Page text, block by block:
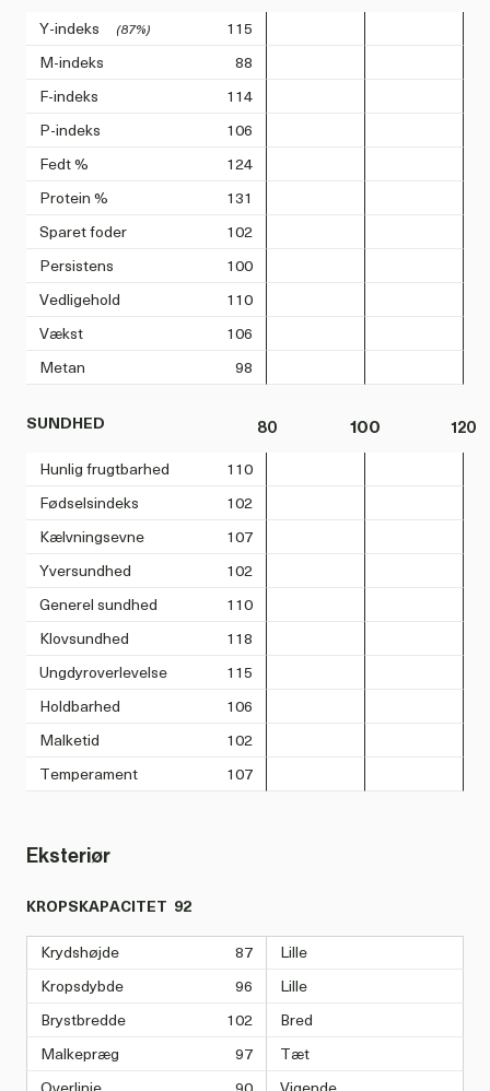
Y-indeks (87%)
115
M-indeks
88
F-indeks
114
P-indeks
106
Fedt %
124
Protein %
131
Sparet foder
102
Persistens
100
Vedligehold
110
Vækst
106
Metan
98
SUNDHED 80 100 120
Hunlig frugtbarhed
110
Fødselsindeks
102
Kælvningsevne
107
Yversundhed
102
Generel sundhed
110
Klovsundhed
118
Ungdyroverlevelse
115
Holdbarhed
106
Malketid
102
Temperament
107
Eksteriør
KROPSKAPACITET 92
Krydshøjde 87
Lille
Kropsdybde
96
Lille
Brystbredde
102
Bred
Malkepræg
97
Tæt